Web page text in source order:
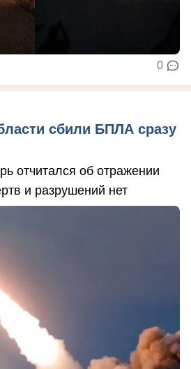
0
сбили БПЛА сразу
отчитался об отражении
и разрушений нет